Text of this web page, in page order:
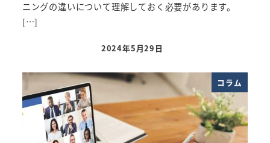
ニングの違いについて理解しておく必要があります。
[…]
投稿日
2024年5月29日
コラム